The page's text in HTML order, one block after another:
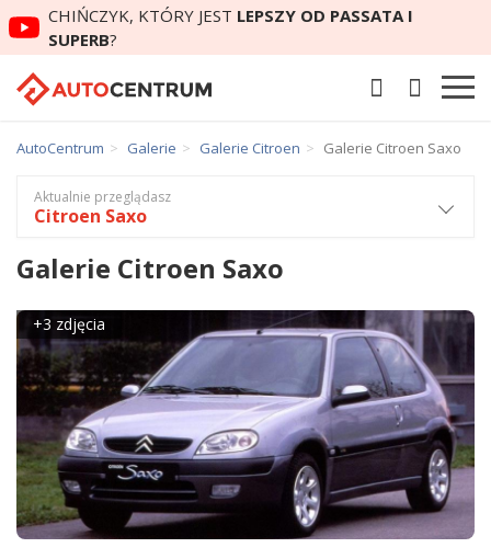
CHIŃCZYK, KTÓRY JEST LEPSZY OD PASSATA I
SUPERB?
AutoCentrum Galerie Galerie Citroen Galerie Citroen Saxo
Galerie Citroen Saxo
+3 zdjęcia
Aktualnie przeglądasz
Citroen Saxo